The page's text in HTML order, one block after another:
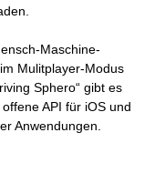
Maschine-
Mulitplayer-Modus
Sphero“ gibt es
API für iOS und
Anwendungen.